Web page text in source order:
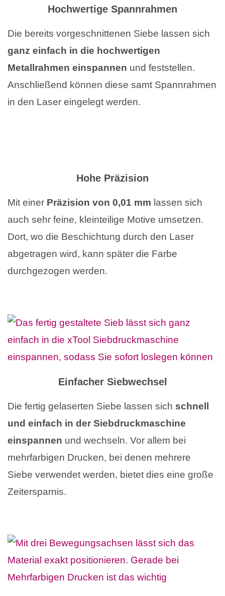
Hochwertige Spannrahmen
Die bereits vorgeschnittenen Siebe lassen sich
ganz einfach in die hochwertigen
Metallrahmen einspannen und feststellen.
Anschließend können diese samt Spannrahmen
in den Laser eingelegt werden.
Hohe Präzision
Mit einer Präzision von 0,01 mm lassen sich
auch sehr feine, kleinteilige Motive umsetzen.
Dort, wo die Beschichtung durch den Laser
abgetragen wird, kann später die Farbe
durchgezogen werden.
Einfacher Siebwechsel
Die fertig gelaserten Siebe lassen sich schnell
und einfach in der Siebdruckmaschine
einspannen und wechseln. Vor allem bei
mehrfarbigen Drucken, bei denen mehrere
Siebe verwendet werden, bietet dies eine große
Zeitersparnis.